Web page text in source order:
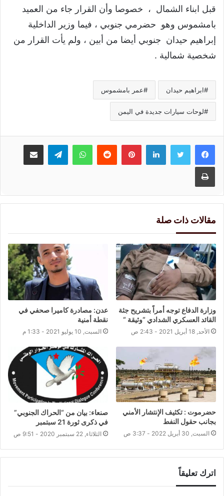
قبل ابناء الشمال ، خصوصا وأن القرار جاء من العميد
بامشموس وهو حضرمي جنوبي ، فيما وزير الداخلية
إبراهيم حيدان جنوبي أيضا من أبين ، ولم يأت القرار من
شخصية شمالية .
ابراهيم حيدان عمر بامشموس
لوحات سيارات جديدة في اليمن
لينكدإنبينتيريست واتسابتيلقرام مشاركة عبر البريد
طباعة
مقالات ذات صلة
وزارة الدفاع توجه أمراً بتشريح جثة
القائد العسكري الشدادي “وثيقة “
الأحد, 18 أبريل 2021 - 2:43 ص
عدن: مصادرة كاميرا صحفي في
نقطة أمنية
السبت, 10 يوليو 2021 - 1:33 م
حضرموت : تكثيف الإنتشار الأمني
بجانب حقول النفط
السبت, 30 أبريل 2022 - 3:37 ص
صنعاء: بيان من “الحراك الجنوبي”
في ذكرى ثورة 21 سبتمبر
الثلاثاء, 22 سبتمبر 2020 - 9:51 ص
اترك تعليقاً